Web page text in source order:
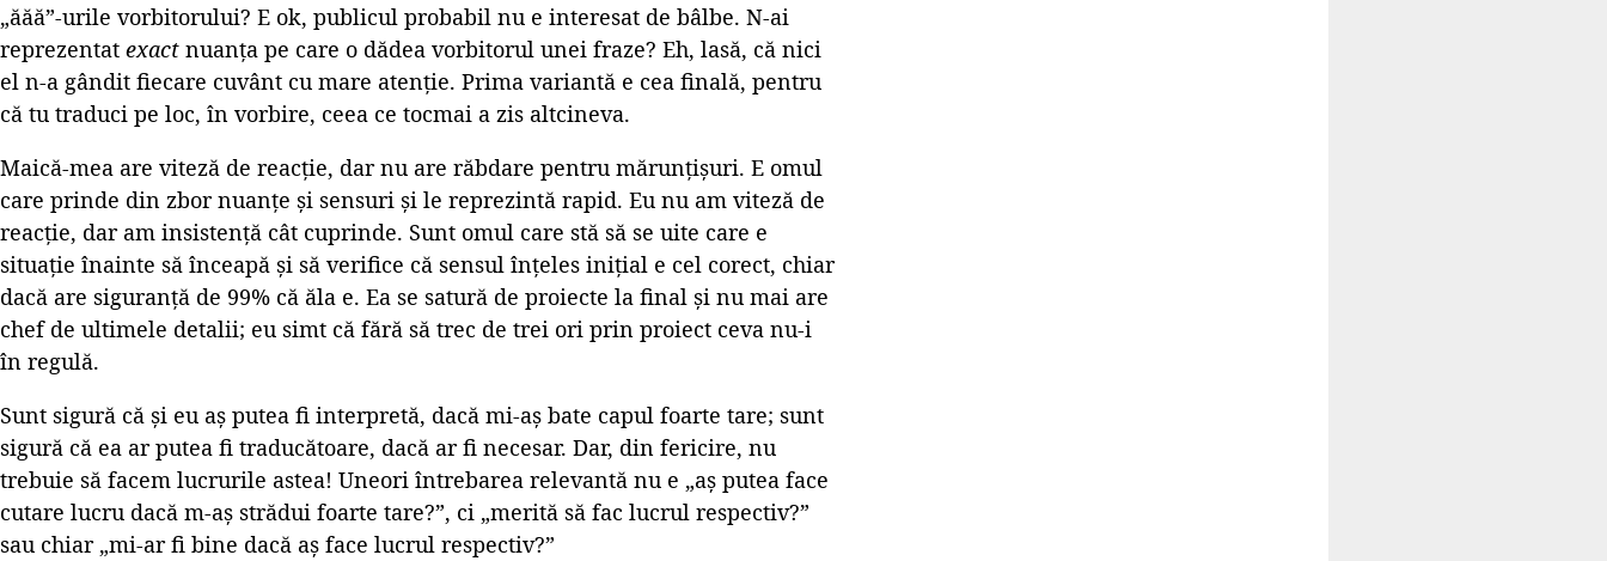
„ăăă”-urile vorbitorului? E ok, publicul probabil nu e interesat de bâlbe. N-ai
reprezentat exact nuanța pe care o dădea vorbitorul unei fraze? Eh, lasă, că nici
el n-a gândit fiecare cuvânt cu mare atenție. Prima variantă e cea finală, pentru
că tu traduci pe loc, în vorbire, ceea ce tocmai a zis altcineva.
Maică-mea are viteză de reacție, dar nu are răbdare pentru mărunțișuri. E omul
care prinde din zbor nuanțe și sensuri și le reprezintă rapid. Eu nu am viteză de
reacție, dar am insistență cât cuprinde. Sunt omul care stă să se uite care e
situație înainte să înceapă și să verifice că sensul înțeles inițial e cel corect, chiar
dacă are siguranță de 99% că ăla e. Ea se satură de proiecte la final și nu mai are
chef de ultimele detalii; eu simt că fără să trec de trei ori prin proiect ceva nu-i
în regulă.
Sunt sigură că și eu aș putea fi interpretă, dacă mi-aș bate capul foarte tare; sunt
sigură că ea ar putea fi traducătoare, dacă ar fi necesar. Dar, din fericire, nu
trebuie să facem lucrurile astea! Uneori întrebarea relevantă nu e „aș putea face
cutare lucru dacă m-aș strădui foarte tare?”, ci „merită să fac lucrul respectiv?”
sau chiar „mi-ar fi bine dacă aș face lucrul respectiv?”